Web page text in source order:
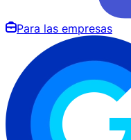
Para las empresas